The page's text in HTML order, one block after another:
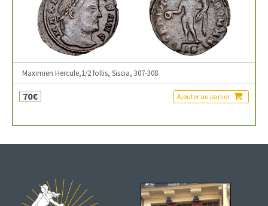
Maximien Hercule,1/2 follis, Siscia, 307-308
70€ Ajouter au panier